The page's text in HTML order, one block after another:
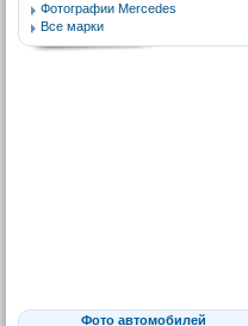
Фотографии Mercedes
Все марки
Фото автомобилей